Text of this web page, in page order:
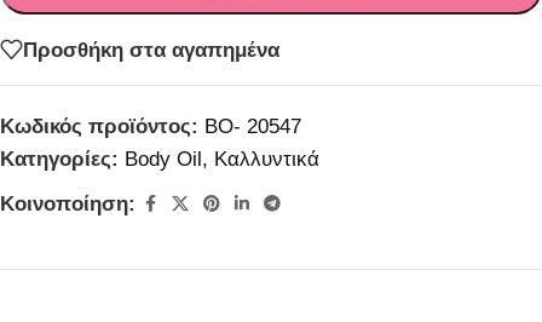
Προσθήκη στα αγαπημένα
Κωδικός προϊόντος: BO- 20547
Κατηγορίες: Body Oil, Καλλυντικά
Κοινοποίηση: